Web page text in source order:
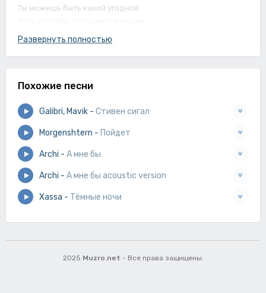
Ты можешь быть какой угодной
Ложиться на постель
Мой жанр фаблио
Развернуть полностью
Похожие песни
Galibri, Mavik - Стивен сигал
Morgenshtern - Пойдет
Archi - А мне бы
Archi - А мне бы acoustic version
Xassa - Тёмные ночи
2025 Muzro.net - Все права защищены.